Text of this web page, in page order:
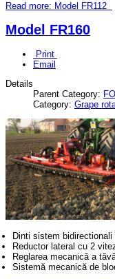
Read more: Model FR112
Model FR160
Print
Email
Details
Parent Category:
Category: Grape
Dinti sistem bidirectionali
Reductor lateral cu 2
Reglarea mecanică a
Sistemă mecanică de